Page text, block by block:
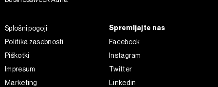
Splošni pogoji
Politika zasebnosti
Piškotki
Impresum
Marketing
Spremljajte nas
Facebook
Instagram
Twitter
Linkedin